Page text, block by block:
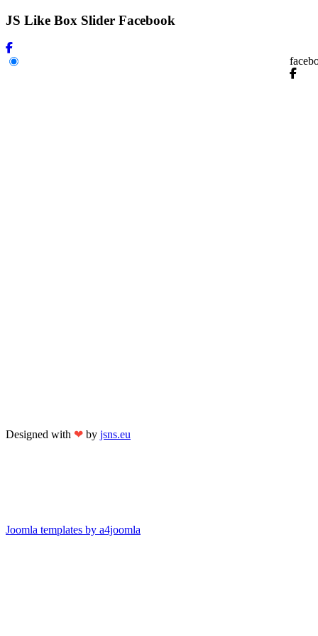
JS Like Box Slider Facebook
Designed with ❤ by jsns.eu
Joomla templates by a4joomla